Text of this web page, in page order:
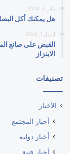
يناير 4, 2024
هل يمكنك أكل
أبريل 1, 2024
القبض على صانع
الابتزاز
تصنيفات
الأخبار
أخبار المجتمع
أخبار دولية
أخبار فنية